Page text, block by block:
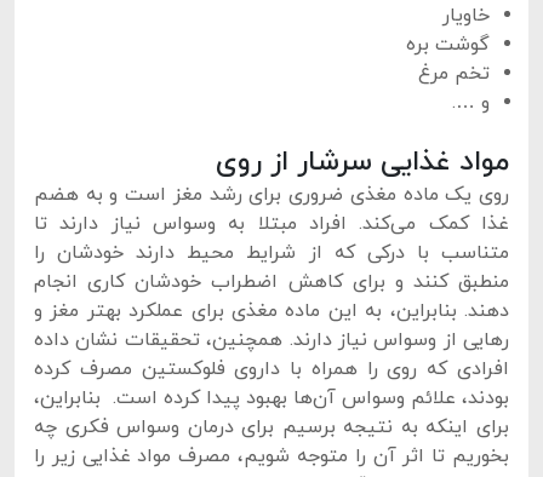
خاویار
گوشت بره
تخم مرغ
و ….
مواد غذایی سرشار از روی
روی یک ماده مغذی ضروری برای رشد مغز است و به هضم
غذا کمک می‌کند. افراد مبتلا به وسواس نیاز دارند تا
متناسب با درکی که از شرایط محیط دارند خودشان را
منطبق کنند و برای کاهش اضطراب خودشان کاری انجام
دهند. بنابراین، به این ماده مغذی برای عملکرد بهتر مغز و
رهایی از وسواس نیاز دارند. همچنین، تحقیقات نشان داده
افرادی که روی را همراه با داروی فلوکستین مصرف کرده
بودند، علائم وسواس آن‌ها بهبود پیدا کرده است. بنابراین،
برای اینکه به نتیجه برسیم برای درمان وسواس فکری چه
بخوریم تا اثر آن را متوجه شویم، مصرف مواد غذایی زیر را